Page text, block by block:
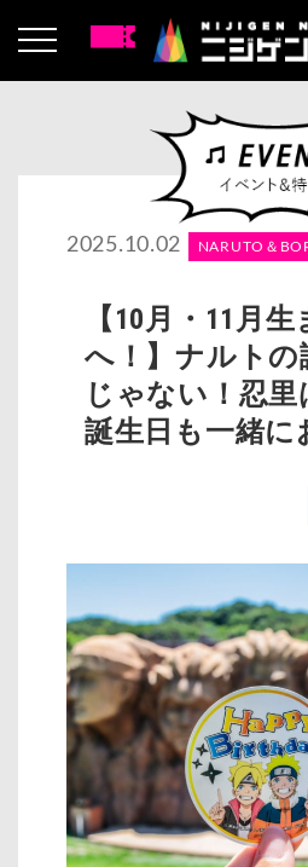
2025.10.02 NARUTO＆
【10月・11月
へ！】ナルトの
じゃない！忍
誕生日も一緒に